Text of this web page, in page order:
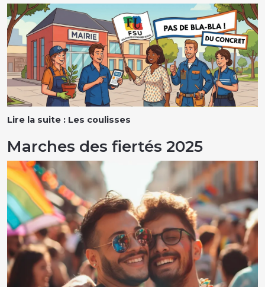
Lire la suite : Les coulisses
Marches des fiertés 2025